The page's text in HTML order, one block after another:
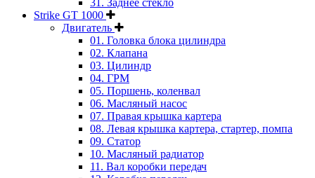
31. Заднее стекло
Strike GT 1000
Двигатель
01. Головка блока цилиндра
02. Клапана
03. Цилиндр
04. ГРМ
05. Поршень, коленвал
06. Масляный насос
07. Правая крышка картера
08. Левая крышка картера, стартер, помпа
09. Статор
10. Масляный радиатор
11. Вал коробки передач